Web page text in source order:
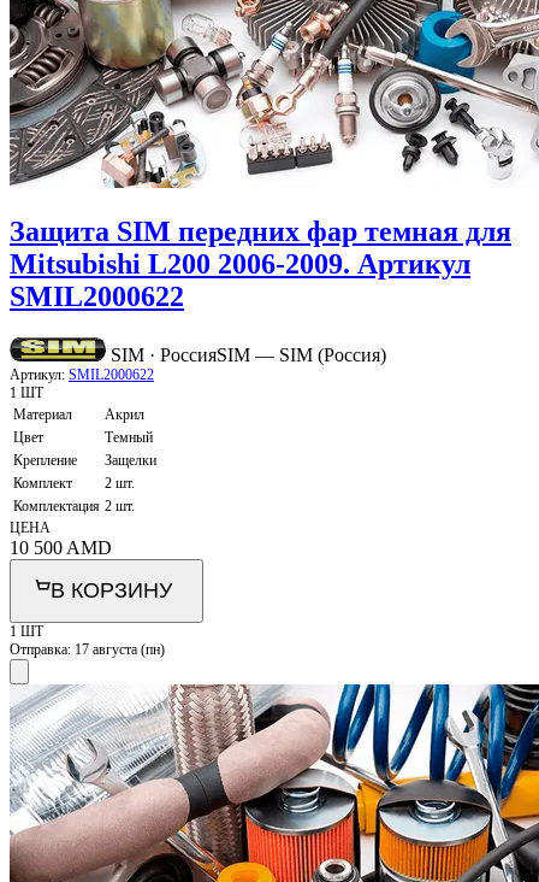
Защита SIM передних фар темная для
Mitsubishi L200 2006-2009. Артикул
SMIL2000622
SIM · РоссияSIM — SIM (Россия)
Артикул: SMIL2000622
1 ШТ
Материал
Акрил
Цвет
Темный
Крепление
Защелки
Комплект
2 шт.
Комплектация 2 шт.
ЦЕНА
10 500 AMD
В КОРЗИНУ
1 ШТ
Отправка: 17 августа (пн)